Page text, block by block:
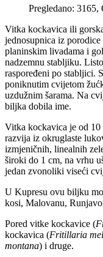
Pregledano:
Vitka kockavica ili
jednosupnica iz
planinskim livadama i
nadzemnu stabljiku.
raspoređeni po stabljici.
poniknutim cvijetom
uzdužnim šarama. Na
biljka dobila ime.
Vitka kockavica je od 10
razvija iz okruglaste
izmjeničnih, linealnih
široki do 1 cm, na vrhu
jedan zvonoliki viseći
U Kupresu ovu biljku
kosi, Malovanu,
Pored vitke kockavice (
kockavica (Fritillaria
montana) i druge.